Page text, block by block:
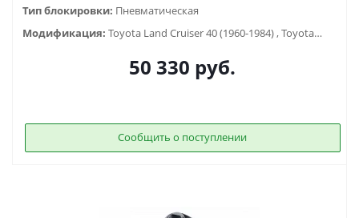
Тип блокировки: Пневматическая
Модификация:
Toyota Land Cruiser 40 (1960-1984) , Toyota Land Cruiser 60 (1980-1990) , Toyota Land Cruiser 70 (1990-1996), Toyota Land Cruiser 73 (1990-1996), Toyota Land Cruiser 75 (1984-2013), Toyota Land Cruiser 80 (1988-1998)
50 330 руб.
Сообщить о поступлении